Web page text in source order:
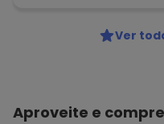
Ver
Aproveite e